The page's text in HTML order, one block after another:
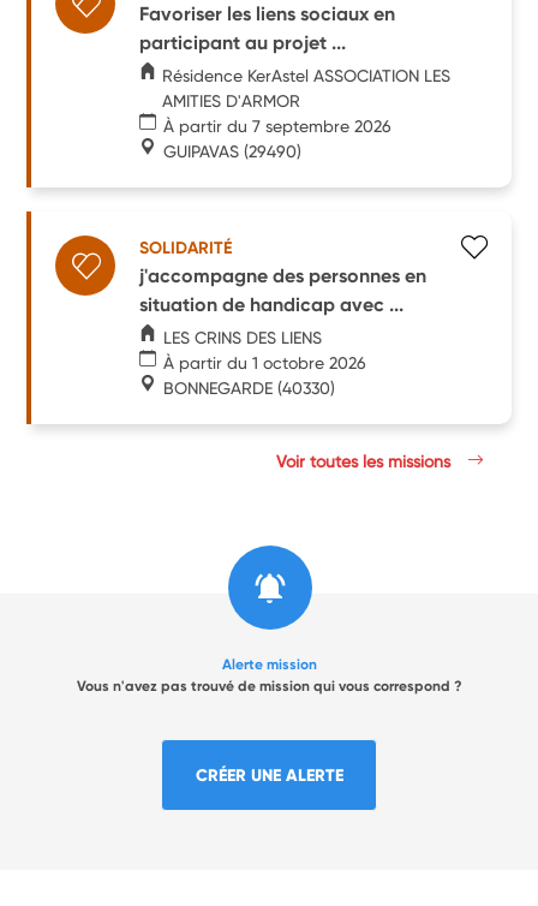
Favoriser les liens sociaux en
participant au projet ...
Résidence KerAstel ASSOCIATION LES
AMITIES D'ARMOR
À partir du 7 septembre 2026
GUIPAVAS (29490)
SOLIDARITÉ
j'accompagne des personnes en
situation de handicap avec ...
LES CRINS DES LIENS
À partir du 1 octobre 2026
BONNEGARDE (40330)
Voir toutes les missions
Alerte mission
Vous n'avez pas trouvé de mission qui vous correspond ?
CRÉER UNE ALERTE